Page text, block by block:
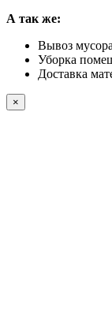
А так же:
Вывоз мусора
Уборка
Доставка
×